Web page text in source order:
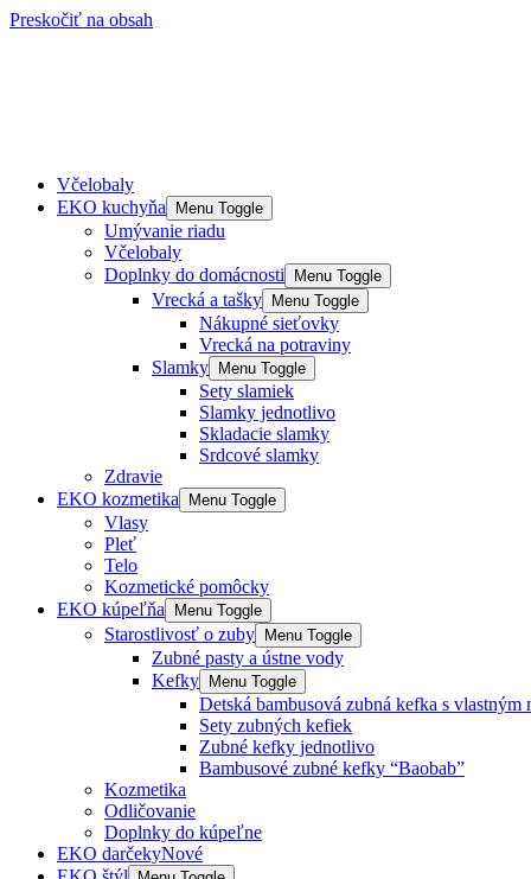
Preskočiť na obsah
Včelobaly
EKO kuchyňa
Menu Toggle
Umývanie riadu
Včelobaly
Doplnky do domácnosti
Menu Toggle
Vrecká a tašky Menu Toggle
Nákupné sieťovky
Vrecká na potraviny
Slamky
Menu Toggle
Sety slamiek
Slamky jednotlivo
Skladacie slamky
Srdcové slamky
Zdravie
EKO kozmetika
Menu Toggle
Vlasy
Pleť
Telo
Kozmetické pomôcky
EKO kúpeľňa
Menu Toggle
Starostlivosť o zuby Menu Toggle
Zubné pasty a ústne vody
Kefky
Menu Toggle
Detská bambusová zubná kefka s vlastným
Sety zubných kefiek
Zubné kefky jednotlivo
Bambusové zubné kefky “Baobab”
Kozmetika
Odličovanie
Doplnky do kúpeľne
EKO darčekyNové